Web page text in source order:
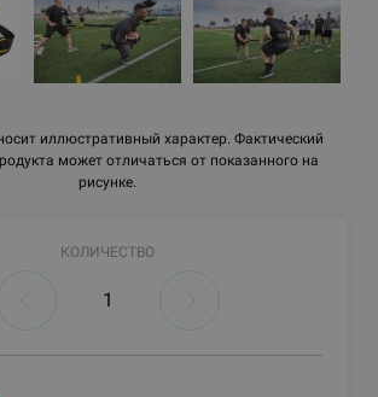
иллюстративный характер. Фактический
может отличаться от показанного на
рисунке.
КОЛИЧЕСТВО